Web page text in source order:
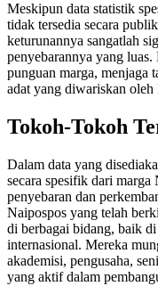
Meskipun data statistik
tidak tersedia secara
keturunannya sangatlah
penyebarannya yang
punguan marga, menjaga
adat yang diwariskan oleh
Tokoh-Tokoh
Dalam data yang
secara spesifik dari
penyebaran dan
Naipospos yang telah
di berbagai bidang, baik
internasional. Mereka
akademisi, pengusaha,
yang aktif dalam